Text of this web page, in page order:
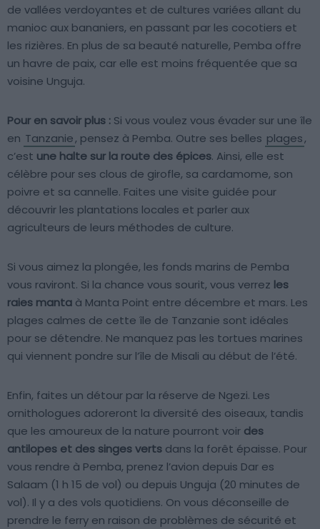
de vallées verdoyantes et de cultures variées allant du
manioc aux bananiers, en passant par les cocotiers et
les rizières. En plus de sa beauté naturelle, Pemba offre
un havre de paix, car elle est moins fréquentée que sa
voisine Unguja.
Pour en savoir plus : Si vous voulez vous évader sur une île
en Tanzanie, pensez à Pemba. Outre ses belles plages,
c’est une halte sur la route des épices. Ainsi, elle est
célèbre pour ses clous de girofle, sa cardamome, son
poivre et sa cannelle. Faites une visite guidée pour
découvrir les plantations locales et parler aux
agriculteurs de leurs méthodes de culture.
Si vous aimez la plongée, les fonds marins de Pemba
vous raviront. Si la chance vous sourit, vous verrez les
raies manta à Manta Point entre décembre et mars. Les
plages calmes de cette île de Tanzanie sont idéales
pour se détendre. Ne manquez pas les tortues marines
qui viennent pondre sur l’île de Misali au début de l’été.
Enfin, faites un détour par la réserve de Ngezi. Les
ornithologues adoreront la diversité des oiseaux, tandis
que les amoureux de la nature pourront voir des
antilopes et des singes verts dans la forêt épaisse. Pour
vous rendre à Pemba, prenez l’avion depuis Dar es
Salaam (1 h 15 de vol) ou depuis Unguja (20 minutes de
vol). Il y a des vols quotidiens. On vous déconseille de
prendre le ferry en raison de problèmes de sécurité et